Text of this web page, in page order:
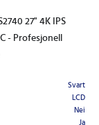
27" 4K IPS
- Profesjonell
Svart
LCD
Nei
Ja